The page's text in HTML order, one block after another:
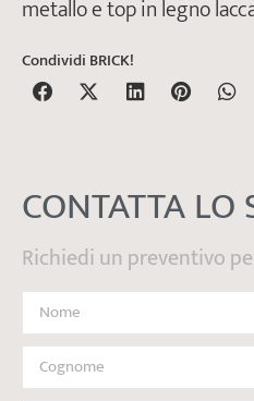
metallo e top in legno
Condividi BRICK!
CONTATTA LO
Richiedi un preventivo